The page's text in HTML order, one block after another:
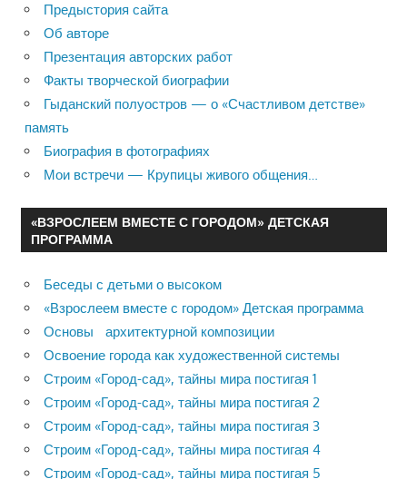
Предыстория сайта
Об авторе
Презентация авторских работ
Факты творческой биографии
Гыданский полуостров — о «Счастливом детстве»
память
Биография в фотографиях
Мои встречи — Крупицы живого общения…
«ВЗРОСЛЕЕМ ВМЕСТЕ С ГОРОДОМ» ДЕТСКАЯ
ПРОГРАММА
Беседы с детьми о высоком
«Взрослеем вместе с городом» Детская программа
Основы архитектурной композиции
Освоение города как художественной системы
Строим «Город-сад», тайны мира постигая 1
Строим «Город-сад», тайны мира постигая 2
Строим «Город-сад», тайны мира постигая 3
Строим «Город-сад», тайны мира постигая 4
Строим «Город-сад», тайны мира постигая 5